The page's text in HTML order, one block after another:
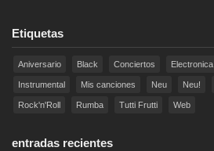
Etiquetas
Aniversario Black Conciertos Electronica
Instrumental Mis canciones Neu Neu!
Rock'n'Roll Rumba Tutti Frutti Web
entradas recientes